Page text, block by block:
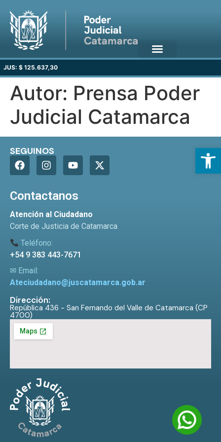
JUS: $ 125.637,30
Autor: Prensa Poder
Judicial Catamarca
SEGUINOS
Contactanos
Atención al Ciudadano
Corte de Justicia de Catamarca
Teléfono:
+54 9 383 443-7671
✉ Email:
Ateciudadano@juscatamarca.gob.ar
Dirección:
República 436 - San Fernando del Valle de Catamarca (CP
4700)